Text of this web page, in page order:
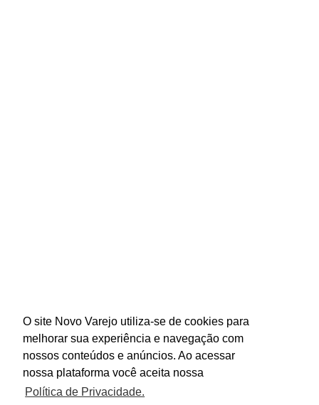
O site Novo Varejo utiliza-se de cookies para
melhorar sua experiência e navegação com
nossos conteúdos e anúncios. Ao acessar
nossa plataforma você aceita nossa
Política de Privacidade.